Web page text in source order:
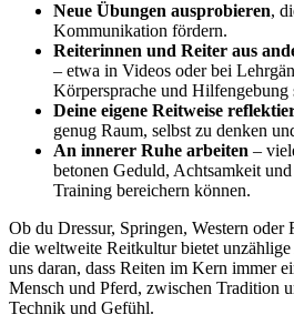
Neue Übungen ausprobieren,
Kommunikation fördern.
Reiterinnen und Reiter aus
– etwa in Videos oder bei
Körpersprache und Hilfengebung
Deine eigene Reitweise
genug Raum, selbst zu denken
An innerer Ruhe arbeiten –
betonen Geduld, Achtsamkeit
Training bereichern können.
Ob du Dressur, Springen, Western oder
die weltweite Reitkultur bietet
uns daran, dass Reiten im Kern immer
Mensch und Pferd, zwischen Tradition
Technik und Gefühl.